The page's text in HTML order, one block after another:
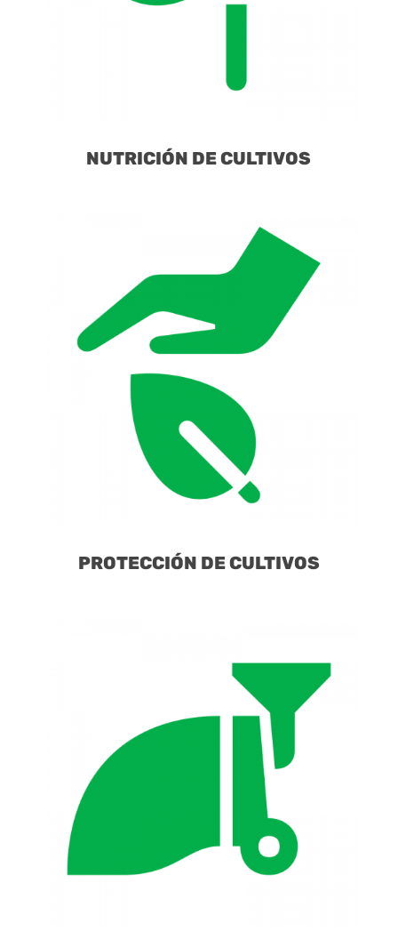
NUTRICIÓN DE CULTIVOS
PROTECCIÓN DE CULTIVOS